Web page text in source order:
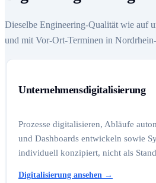
Dieselbe Engineering-Qualität wie auf
und mit Vor-Ort-Terminen in
Unternehmensdigitalisierung
Prozesse digitalisieren, Abläufe
und Dashboards entwickeln sowie
individuell konzipiert, nicht als
Digitalisierung ansehen →